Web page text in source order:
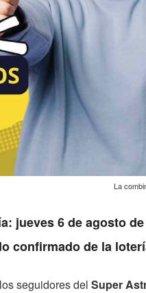
La
jueves 6 de agosto de
confirmado de la
seguidores del Super